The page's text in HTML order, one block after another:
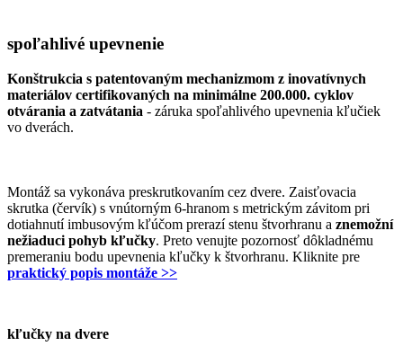
spoľahlivé upevnenie
Konštrukcia s patentovaným mechanizmom z inovatívnych
materiálov certifikovaných na minimálne 200.000. cyklov
otvárania a zatvátania - záruka spoľahlivého upevnenia kľučiek
vo dverách.
Montáž sa vykonáva preskrutkovaním cez dvere. Zaisťovacia
skrutka (červík) s vnútorným 6-hranom s metrickým závitom pri
dotiahnutí imbusovým kľúčom prerazí stenu štvorhranu a znemožní
nežiaduci pohyb kľučky. Preto venujte pozornosť dôkladnému
premeraniu bodu upevnenia kľučky k štvorhranu. Kliknite pre
praktický popis montáže >>
kľučky na dvere